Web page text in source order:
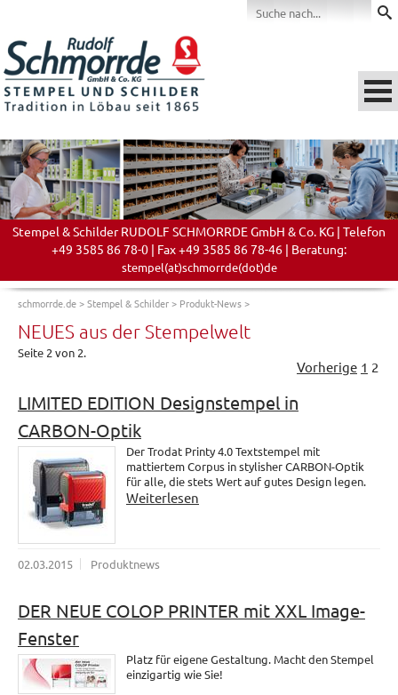
Stempel & Schilder RUDOLF SCHMORRDE GmbH & Co. KG | Telefon
+49 3585 86 78-0 | Fax +49 3585 86 78-46 | Beratung:
stempel(at)schmorrde(dot)de
schmorrde.de>Stempel & Schilder> Produkt-News>
NEUES aus der Stempelwelt
Seite 2 von 2.
Vorherige 1 2
LIMITED EDITION Designstempel in
CARBON-Optik
Der Trodat Printy 4.0 Textstempel mit
mattiertem Corpus in stylisher CARBON-Optik
für alle, die stets Wert auf gutes Design legen.
Weiterlesen
02.03.2015 Produktnews
DER NEUE COLOP PRINTER mit XXL Image-
Fenster
Platz für eigene Gestaltung. Macht den Stempel
einzigartig wie Sie!